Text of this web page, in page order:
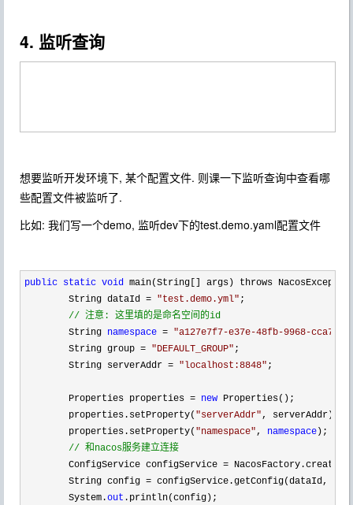
4. 监听查询
想要监听开发环境下, 某个配置文件. 则课一下监听查询中查看哪
些配置文件被监听了.
比如: 我们写一个demo, 监听dev下的test.demo.yaml配置文件
public static void main(String[] args) throws
        String dataId
= "test.demo.yml" ;
// 注意: 这里填的是命名空间的id
        String
namespace = "a127e7f7-e37e-48fb-9968-
        String group
= "DEFAULT_GROUP" ;
        String serverAddr
= "localhost:8848" ;
        Properties properties
= new Properties();
        properties.setProperty(
"serverAddr", serverAddr);
        properties.setProperty(
"namespace", namespace);
// 和nacos服务建立连接
        ConfigService configService =
        String config
= configService.getConfig(dataId,
        System.
out .println(config);